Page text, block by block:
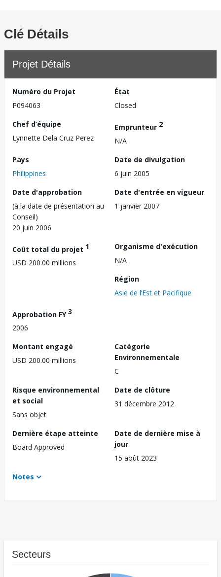
Clé Détails
Projet Détails
Numéro du Projet
P094063
État
Closed
Chef d’équipe
Lynnette Dela Cruz Perez
Emprunteur 2
N/A
Pays
Philippines
Date de divulgation
6 juin 2005
Date d'approbation
(à la date de présentation au
Conseil)
20 juin 2006
Date d'entrée en vigueur
1 janvier 2007
Coût total du projet 1
USD 200.00 millions
Organisme d'exécution
N/A
Région
Asie de l’Est et Pacifique
Approbation FY3
2006
Montant engagé
USD 200.00 millions
Catégorie
Environnementale
C
Risque environnemental
et social
Sans objet
Date de clôture
31 décembre 2012
Dernière étape atteinte
Board Approved
Date de dernière mise à
jour
15 août 2023
Notes
Secteurs